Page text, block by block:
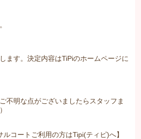
ます。決定内容はTiPiのホームページに
不明な点がございましたらスタッフま
ルコートご利用の方はTipi(ティピ)へ】